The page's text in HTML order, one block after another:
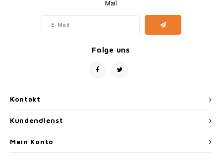
Kontakt
Mail
Folge uns
Kundendienst
Mein Konto